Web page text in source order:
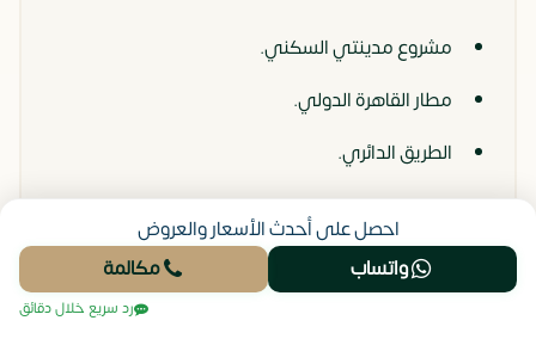
مشروع مدينتي السكني.
مطار القاهرة الدولي.
الطريق الدائري.
محور محمد نجيب.
حديقة الأسرة بالقاهرة الجديدة.
احصل على أحدث الأسعار والعروض
واتساب
مكالمة
رد سريع خلال دقائق